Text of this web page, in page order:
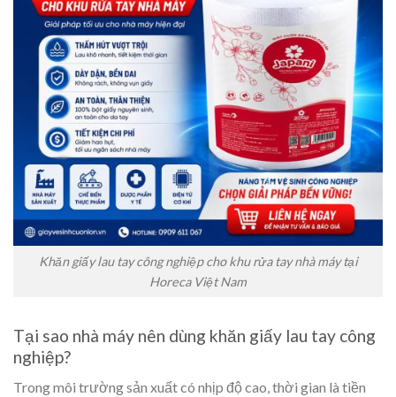
Khăn giấy lau tay công nghiệp cho khu rửa tay nhà máy tại
Horeca Việt Nam
Tại sao nhà máy nên dùng khăn giấy lau tay công
nghiệp?
Trong môi trường sản xuất có nhịp độ cao, thời gian là tiền